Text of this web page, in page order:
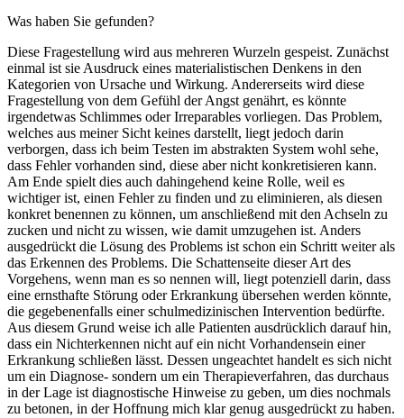
Was haben Sie gefunden?
Diese Fragestellung wird aus mehreren Wurzeln gespeist. Zunächst
einmal ist sie Ausdruck eines materialistischen Denkens in den
Kategorien von Ursache und Wirkung. Andererseits wird diese
Fragestellung von dem Gefühl der Angst genährt, es könnte
irgendetwas Schlimmes oder Irreparables vorliegen. Das Problem,
welches aus meiner Sicht keines darstellt, liegt jedoch darin
verborgen, dass ich beim Testen im abstrakten System wohl sehe,
dass Fehler vorhanden sind, diese aber nicht konkretisieren kann.
Am Ende spielt dies auch dahingehend keine Rolle, weil es
wichtiger ist, einen Fehler zu finden und zu eliminieren, als diesen
konkret benennen zu können, um anschließend mit den Achseln zu
zucken und nicht zu wissen, wie damit umzugehen ist. Anders
ausgedrückt die Lösung des Problems ist schon ein Schritt weiter als
das Erkennen des Problems. Die Schattenseite dieser Art des
Vorgehens, wenn man es so nennen will, liegt potenziell darin, dass
eine ernsthafte Störung oder Erkrankung übersehen werden könnte,
die gegebenenfalls einer schulmedizinischen Intervention bedürfte.
Aus diesem Grund weise ich alle Patienten ausdrücklich darauf hin,
dass ein Nichterkennen nicht auf ein nicht Vorhandensein einer
Erkrankung schließen lässt. Dessen ungeachtet handelt es sich nicht
um ein Diagnose- sondern um ein Therapieverfahren, das durchaus
in der Lage ist diagnostische Hinweise zu geben, um dies nochmals
zu betonen, in der Hoffnung mich klar genug ausgedrückt zu haben.